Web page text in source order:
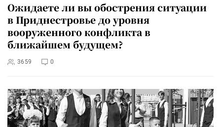
Ожидаете ли вы обострения ситуации
в Приднестровье до уровня
вооруженного конфликта в
ближайшем будущем?
3659 0